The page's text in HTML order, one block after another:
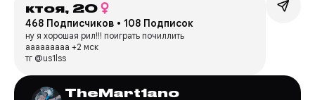
ктоя, 20
468 Подписчиков • 108 Подписок
ну я хорошая рил!!! поиграть почиллить
ааааааааа +2 мск
тг @us1lss
TheMart1ano